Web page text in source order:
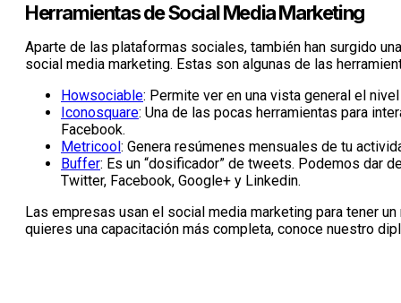
Herramientas de Social Media Marketing
Aparte de las plataformas sociales, también han surgido
social media marketing. Estas son algunas de las
Howsociable: Permite ver en una vista general el
Iconosquare: Una de las pocas herramientas para
Facebook.
Metricool: Genera resúmenes mensuales de tu
Buffer: Es un “dosificador” de tweets. Podemos dar
Twitter, Facebook, Google+ y Linkedin.
Las empresas usan el social media marketing para tener
quieres una capacitación más completa, conoce nuestro